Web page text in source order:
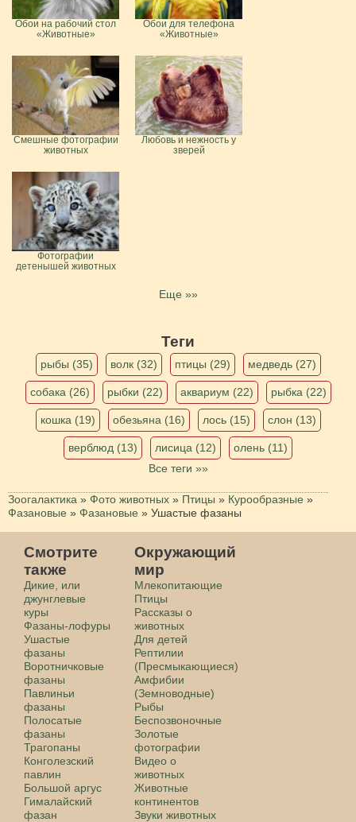
Обои на рабочий стол
«Животные»
Обои для телефона
«Животные»
Смешные фотографии
животных
Любовь и нежность у
зверей
Фотографии
детенышей животных
Еще »»
Теги
рыбы (35) волк (32) птицы (29) медведь (27)
собака (26) рыбки (22) аквариум (22) рыбка (22)
кошка (19) обезьяна (16) лось (15) слон (13)
верблюд (13) лисица (12)
олень (11)
Все теги »»
Зоогалактика » Фото животных » Птицы » Курообразные »
Фазановые » Фазановые » Ушастые фазаны
Смотрите
также
Дикие, или
джунглевые
куры
Фазаны-лофуры
Ушастые
фазаны
Воротничковые
фазаны
Павлиньи
фазаны
Полосатые
фазаны
Трагопаны
Конголезский
павлин
Большой аргус
Гималайский
фазан
Окружающий
мир
Млекопитающие
Птицы
Рассказы о
животных
Для детей
Рептилии
(Пресмыкающиеся)
Амфибии
(Земноводные)
Рыбы
Беспозвоночные
Золотые
фотографии
Видео о
животных
Животные
континентов
Звуки животных